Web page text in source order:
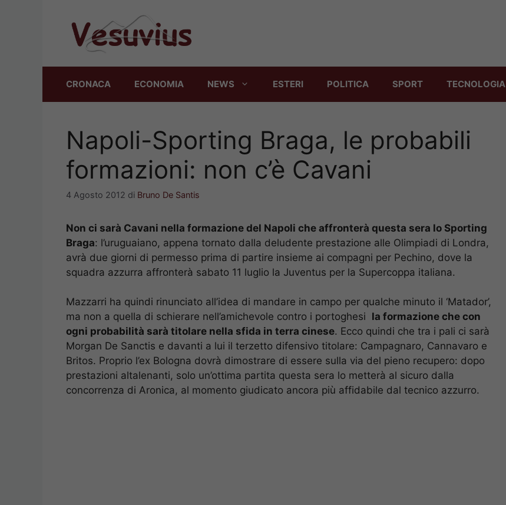
CRONACA ECONOMIA NEWS ESTERI POLITICA SPORT TECNOLOGIA
Napoli-Sporting Braga, le probabili
formazioni: non c’è Cavani
4 Agosto 2012 di Bruno De Santis
Non ci sarà Cavani nella formazione del Napoli che affronterà questa sera lo Sporting
Braga: l’uruguaiano, appena tornato dalla deludente prestazione alle Olimpiadi di Londra,
avrà due giorni di permesso prima di partire insieme ai compagni per Pechino, dove la
squadra azzurra affronterà sabato 11 luglio la Juventus per la Supercoppa italiana.
Mazzarri ha quindi rinunciato all’idea di mandare in campo per qualche minuto il ‘Matador’,
ma non a quella di schierare nell’amichevole contro i portoghesi la formazione che con
ogni probabilità sarà titolare nella sfida in terra cinese. Ecco quindi che tra i pali ci sarà
Morgan De Sanctis e davanti a lui il terzetto difensivo titolare: Campagnaro, Cannavaro e
Britos. Proprio l’ex Bologna dovrà dimostrare di essere sulla via del pieno recupero: dopo
prestazioni altalenanti, solo un’ottima partita questa sera lo metterà al sicuro dalla
concorrenza di Aronica, al momento giudicato ancora più affidabile dal tecnico azzurro.